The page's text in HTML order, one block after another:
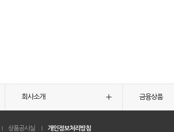
회사소개 금융상품
상품공시실 개인정보처리방침